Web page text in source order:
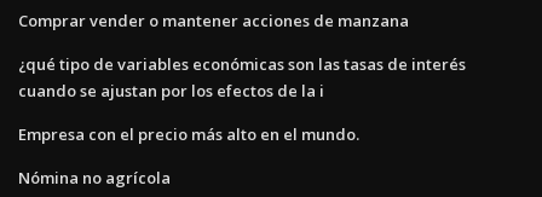
Comprar vender o mantener acciones de manzana
¿qué tipo de variables económicas son las tasas de interés
cuando se ajustan por los efectos de la i
Empresa con el precio más alto en el mundo.
Nómina no agrícola